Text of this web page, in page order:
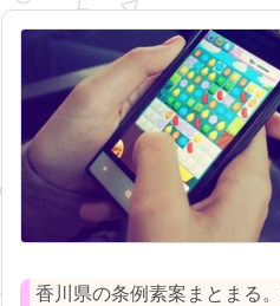
香川県の条例素案まとまる